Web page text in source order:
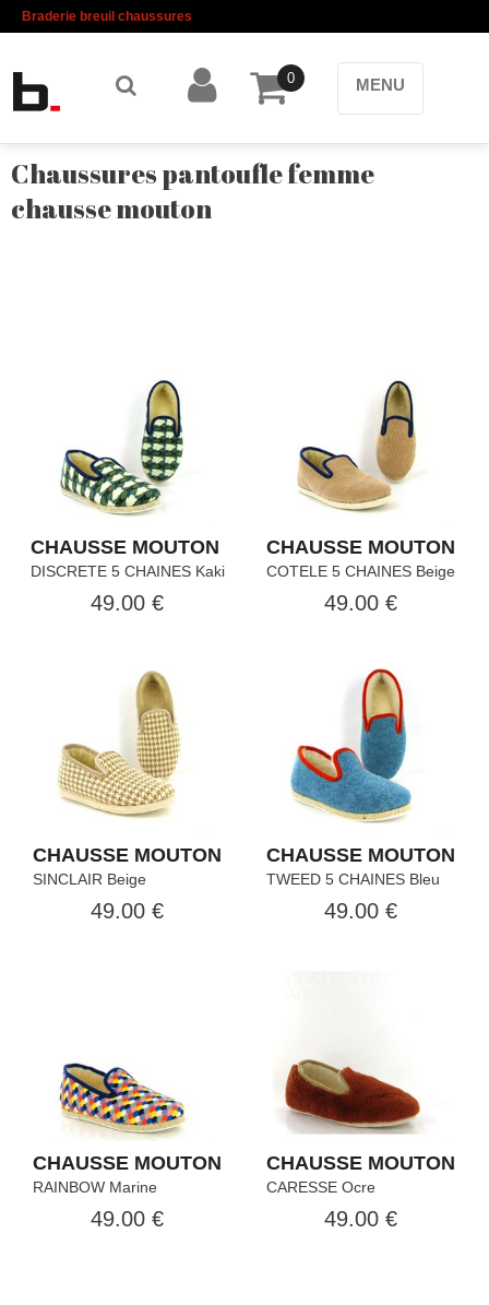
Braderie breuil chaussures
0 MENU
Chaussures pantoufle femme
chausse mouton
CHAUSSE MOUTON
DISCRETE 5 CHAINES Kaki
49.00 €
CHAUSSE MOUTON
COTELE 5 CHAINES Beige
49.00 €
CHAUSSE MOUTON
SINCLAIR Beige
49.00 €
CHAUSSE MOUTON
TWEED 5 CHAINES Bleu
49.00 €
CHAUSSE MOUTON
RAINBOW Marine
49.00 €
CHAUSSE MOUTON
CARESSE Ocre
49.00 €